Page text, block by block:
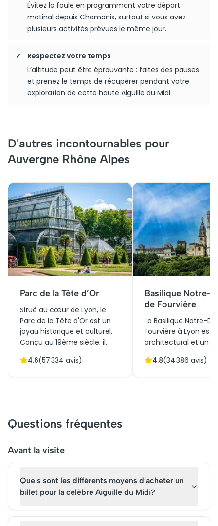
Évitez la foule en programmant votre départ
matinal depuis Chamonix, surtout si vous avez
plusieurs activités prévues le même jour.
Respectez votre temps
L’altitude peut être éprouvante : faites des pauses
et prenez le temps de récupérer pendant votre
exploration de cette haute Aiguille du Midi.
D'autres incontournables pour
Auvergne Rhône Alpes
Parc de la Tête d’Or
Situé au cœur de Lyon, le
Parc de la Tête d'Or est un
joyau historique et culturel.
Conçu au 19ème siècle, il
espace de verdure
Aujourd'hui, il est l'une des
attractions les plus prisées
réservation de billets n'est
touristes avides de
tranquillité et de beauté
4.6(57 334 avis)
Basilique Notre-
de Fourvière
La Basilique Notre-
Fourvière à Lyon est
architectural et un
du XIXe siècle, ce
imprenable sur Lyon
faisant de cet
4.8(34 386 avis)
Questions fréquentes
Avant la visite
Quels sont les différents moyens d’acheter un
billet pour la célèbre Aiguille du Midi?